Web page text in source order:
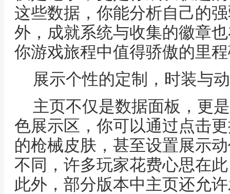
这些数据，你能分析自己的
外，成就系统与收集的徽章
你游戏旅程中值得骄傲的里
展示个性的定制，时装与
主页不仅是数据面板，更
色展示区，你可以通过点击
的枪械皮肤，甚至设置展示
不同，许多玩家花费心思在
此外，部分版本中主页还允